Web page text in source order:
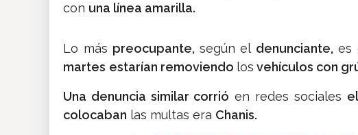
con una línea amarilla.
Lo más preocupante, según el denunciante, es
martes estarían removiendo los vehículos con
Una denuncia similar corrió en redes sociales
colocaban las multas era Chanis.